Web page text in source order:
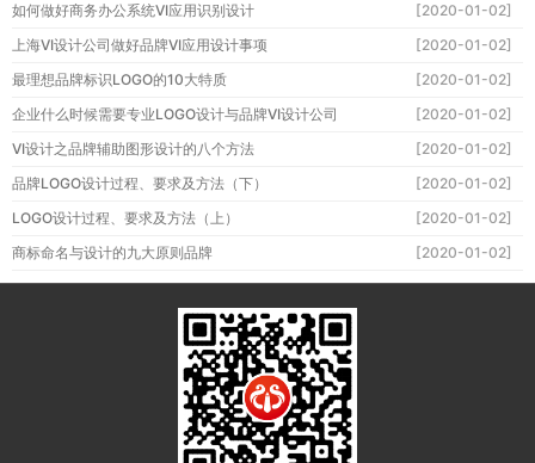
如何做好商务办公系统VI应用识别设计
[2020-01-02]
上海VI设计公司做好品牌VI应用设计事项
[2020-01-02]
最理想品牌标识LOGO的10大特质
[2020-01-02]
企业什么时候需要专业LOGO设计与品牌VI设计公司
[2020-01-02]
VI设计之品牌辅助图形设计的八个方法
[2020-01-02]
品牌LOGO设计过程、要求及方法（下）
[2020-01-02]
LOGO设计过程、要求及方法（上）
[2020-01-02]
商标命名与设计的九大原则品牌
[2020-01-02]